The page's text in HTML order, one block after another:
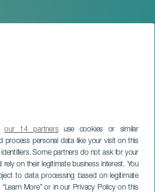
our 14 partnersuse cookies or similar
process personal data like your visit on this
Some partners do not ask for your
on their legitimate business interest. You
to data processing based on legitimate
More” or in our Privacy Policy on this